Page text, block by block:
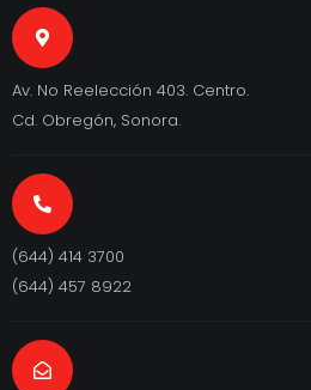
Av. No Reelección 403. Centro.
Cd. Obregón, Sonora.
(644) 414 3700
(644) 457 8922